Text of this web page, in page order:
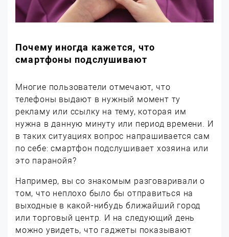
Почему иногда кажется, что
смартфоны подслушивают
Многие пользователи отмечают, что
телефоны выдают в нужный момент ту
рекламу или ссылку на тему, которая им
нужна в данную минуту или период времени. И
в таких ситуациях вопрос напрашивается сам
по себе: смартфон подслушивает хозяина или
это паранойя?
Например, вы со знакомым разговаривали о
том, что неплохо было бы отправиться на
выходные в какой-нибудь ближайший город
или торговый центр. И на следующий день
можно увидеть, что гаджеты показывают